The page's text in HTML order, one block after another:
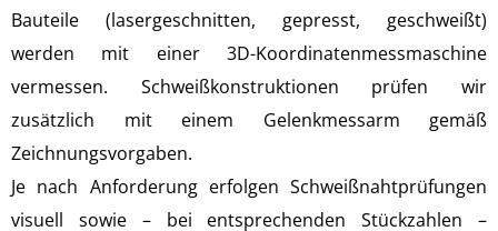
Bauteile (lasergeschnitten, gepresst, geschweißt)
werden mit einer 3D-Koordinatenmessmaschine
vermessen. Schweißkonstruktionen prüfen wir
zusätzlich mit einem Gelenkmessarm gemäß
Zeichnungsvorgaben.
Je nach Anforderung erfolgen Schweißnahtprüfungen
visuell sowie – bei entsprechenden Stückzahlen –